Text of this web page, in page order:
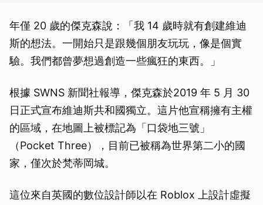
年僅 20 歲的傑克森說：「我 14 歲時就有創建維迪
斯的想法。一開始只是跟幾個朋友玩玩，像是個實
驗。我們都曾夢想過創造一些瘋狂的東西。」
根據 SWNS 新聞社報導，傑克森於2019 年 5 月 30
日正式宣布維迪斯共和國獨立。這片他宣稱擁有主權
的區域，在地圖上被標記為「口袋地三號」
（Pocket Three），目前已被稱為世界第二小的國
家，僅次於梵蒂岡城。
這位來自英國的數位設計師以在 Roblox 上設計虛擬